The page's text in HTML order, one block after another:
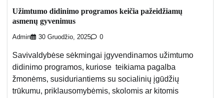
Užimtumo didinimo programos keičia pažeidžiamų
asmenų gyvenimus
Admin 30 Gruodžio, 2025 0
Savivaldybėse sėkmingai įgyvendinamos užimtumo
didinimo programos, kuriose teikiama pagalba
žmonėms, susiduriantiems su socialinių įgūdžių
trūkumu, priklausomybėmis, skolomis ar kitomis